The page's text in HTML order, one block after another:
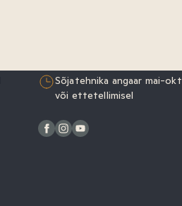
Sõjatehnika angaar mai-okt
või ettetellimisel